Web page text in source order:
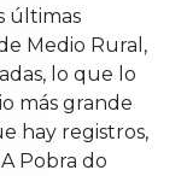
últimas
Medio Rural,
lo que lo
más grande
hay registros,
Pobra do